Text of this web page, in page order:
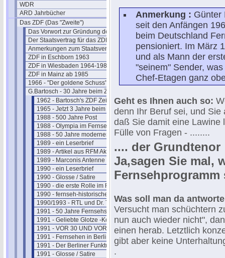
WDR
ARD Jahrbücher
Das ZDF (Das "Zweite")
Das Vorwort zur Gründung des ZDF
Der Staatsvertrag für das ZDF
Anmerkungen zum Staatsvertrag
ZDF in Eschborn 1963
ZDF in Wiesbaden 1964-1984
ZDF in Mainz ab 1985
1966 - "Der goldene Schuss" Fotos
G.Bartosch - 30 Jahre beim ZDF
1962 - Bartosch's ZDF Zeit beginnt
1965 - Jetzt 3 Jahre beim ZDF
1988 - 500 Jahre Post
1988 - Olympia im Fernsehen
1988 - 50 Jahre modernes Fernsehen
1989 - ein Leserbrief
1989 - Artikel aus RFM Aktuell
1989 - Marconis Antenne
1990 - ein Leserbrief
1990 - Glosse / Satire
1990 - die erste Rolle im Fernsehen
1990 - fernseh-historischer Rückblick
1990/1993 - RTL und Dr. Thoma
1991 - 50 Jahre Fernsehshow
1991 - Geliebte Glotze -Kommentar
1991 - VOR 30 UND VOR 40 JAHREN
1991 - Fernsehen in Berlin 1950
1991 - Der Berliner Funkturm
1991 - Glosse / Satire
Anmerkung : Günter
seit den Anfängen
beim Deutschland
pensioniert. Im März
und als Mann der
"seinem" Sender,
Chef-Etagen ganz
Geht es Ihnen auch so:
denn Ihr Beruf sei, und
daß Sie damit eine Lawine
Fülle von Fragen - ........
.... der Grundtenor
Ja,sagen Sie mal,
Was soll man da
Versucht man schüchtern
nun auch wieder nicht",
einen herab. Letztlich
gibt aber keine
.